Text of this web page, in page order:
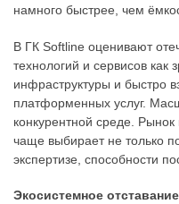
намного быстрее, чем
В ГК Softline оценивают
технологий и сервисов как
инфраструктуры и быстро
платформенных услуг.
конкурентной среде. Рынок
чаще выбирает не только
экспертизе, способности
Экосистемное